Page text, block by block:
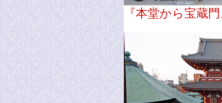
『本堂から宝蔵